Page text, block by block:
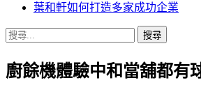
葉和軒如何打造多家成功企業
搜
關
廚餘機體驗中和當舖都有